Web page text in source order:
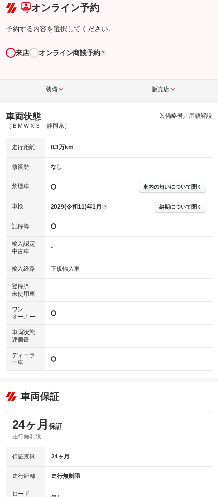
オンライン予約
予約する内容を選択してください。
来店 オンライン商談予約 ?
装備 販売店
車両状態
（ＢＭＷＸ３ 静岡県）
装備略号／用語解説
走行距離 0.3万km
修復歴 なし
禁煙車 車内の匂いについて聞く
車検 2029(令和11)年1月 ? 納期について聞く
記録簿
輸入認定
中古車
-
輸入経路 正規輸入車
登録済
未使用車
-
ワン
オーナー
車両状態
評価書
-
ディーラ
ー車
車両保証
24ヶ月 保証
走行無制限
保証期間 24ヶ月
走行距離 走行無制限
ロード